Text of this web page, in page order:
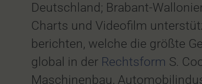
Deutschland; Brabant-
Charts und Videofilm
berichten, welche die größte
global in der Rechtsform S.
Maschinenbau,